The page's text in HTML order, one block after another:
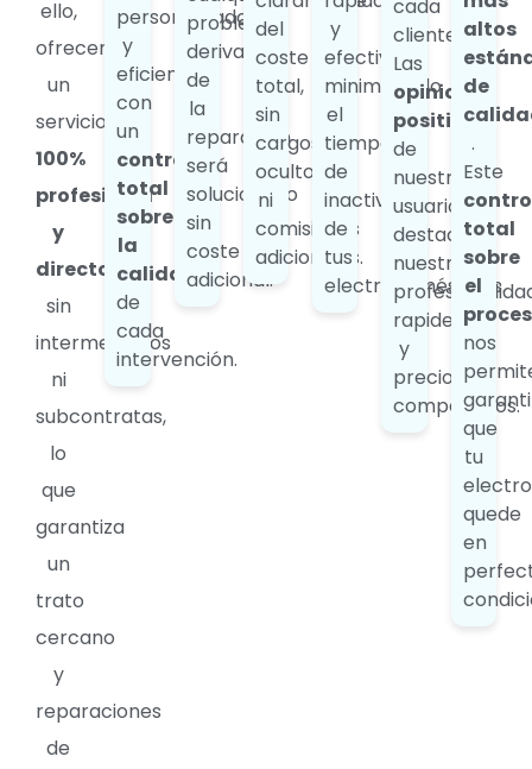
ello,
ofrecemos
un
servicio
100%
profesional
y
directo
sin
intermediarios
ni
subcontratas,
lo
que
garantiza
un
trato
cercano
y
reparaciones
de
personalizado
y
eficiente,
con
un
control
total
sobre
la
calidad
de
cada
intervención.
problema
derivado
de
la
reparación
será
solucionado
sin
coste
adicional.
del
coste
total,
sin
cargos
ocultos
ni
comisiones
adicionales.
y
efectivas,
minimizando
el
tiempo
de
inactividad
de
tus
electrodomésticos.
cada
cliente.
Las
opiniones
positivas
de
nuestros
usuarios
destacan
nuestra
rapidez
y
precios
competitivos.
altos
de
.
Este
total
sobre
el
nos
que
tu
quede
en